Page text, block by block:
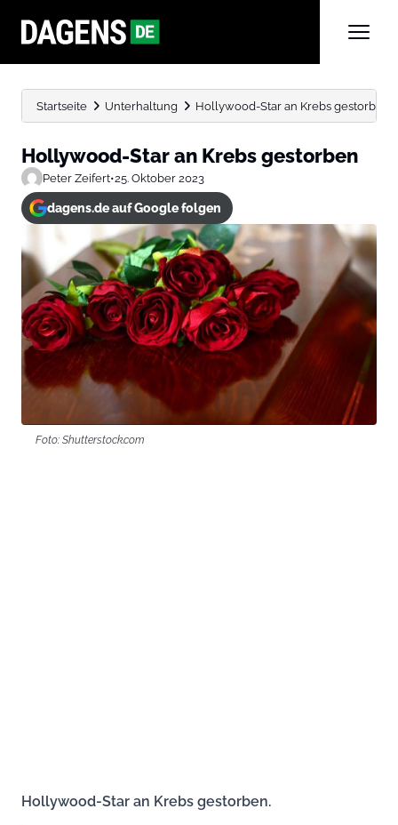
Startseite Unterhaltung Hollywood-Star an Krebs gestorben
Hollywood-Star an Krebs gestorben
Peter Zeifert•25. Oktober 2023
dagens.de auf Google folgen
Foto: Shutterstock.com
Hollywood-Star an Krebs gestorben.